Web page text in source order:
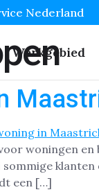
Nederland
Werkgebied
woningen
een […]